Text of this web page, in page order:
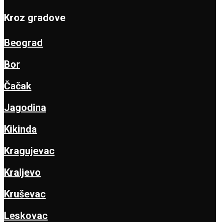
Kroz gradove
Beograd
Bor
Čačak
Jagodina
Kikinda
Kragujevac
Kraljevo
Kruševac
Leskovac